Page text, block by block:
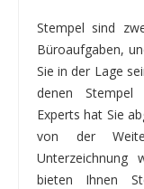
Stempel sind
Büroaufgaben,
Sie in der Lage
denen Stempel
Experts hat Sie
von der
Unterzeichnung
bieten Ihnen